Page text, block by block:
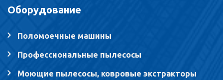
Оборудование
Поломоечные машины
Профессиональные пылесосы
Моющие пылесосы, ковровые экстракторы